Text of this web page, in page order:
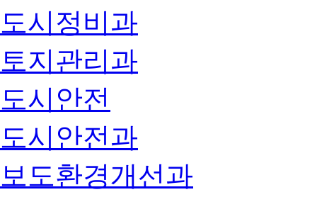
도시정비과
토지관리과
도시안전
도시안전과
보도환경개선과